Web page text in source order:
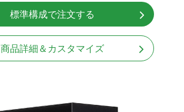
無線LAN Bluetooth対応
Windows11 Home 64bit
標準構成で注文する
商品詳細＆カスタマイズ